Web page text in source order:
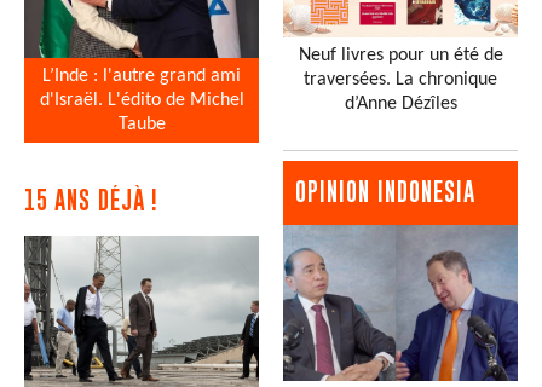
L’Inde : l'autre grand ami
d'Israël. L'édito de Michel
Taube
15 ANS DÉJÀ !
Neuf livres pour un été de
traversées. La chronique
d’Anne Dézîles
OPINION INDONESIA